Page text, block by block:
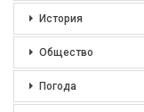
История
Общество
Погода